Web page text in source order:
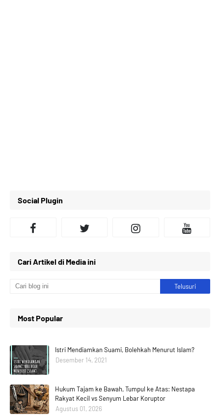
Social Plugin
Cari Artikel di Media ini
Most Popular
Istri Mendiamkan Suami, Bolehkah Menurut Islam?
Desember 14, 2021
Hukum Tajam ke Bawah, Tumpul ke Atas: Nestapa
Rakyat Kecil vs Senyum Lebar Koruptor
Agustus 01, 2026